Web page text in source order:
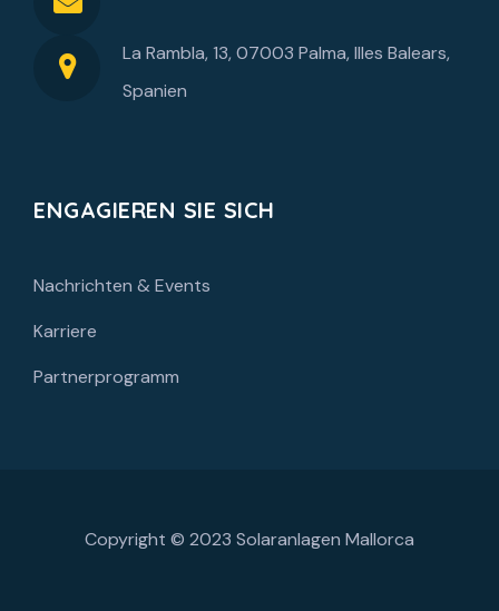
La Rambla, 13, 07003 Palma, Illes Balears,
Spanien
ENGAGIEREN SIE SICH
Nachrichten & Events
Karriere
Partnerprogramm
Copyright © 2023 Solaranlagen Mallorca